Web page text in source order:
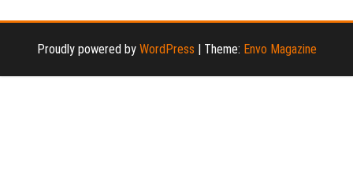
Proudly powered by WordPress | Theme: Envo Magazine